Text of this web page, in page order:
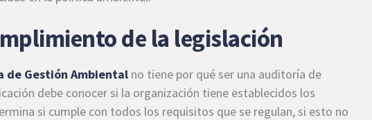
de la legislación
de Gestión Ambiental no tiene por qué ser una auditoría de
debe conocer si la organización tiene establecidos los
si cumple con todos los requisitos que se regulan, si esto no